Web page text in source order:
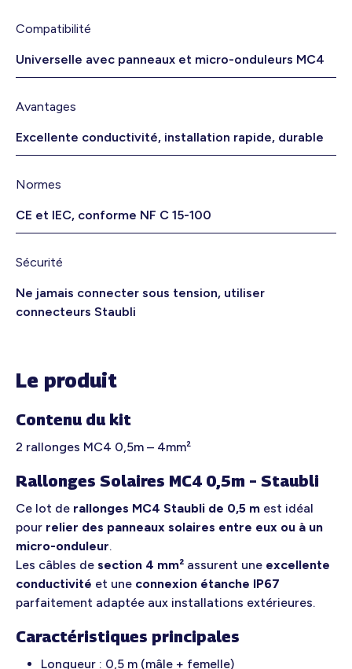
Compatibilité
Universelle avec panneaux et micro-onduleurs MC4
Avantages
Excellente conductivité, installation rapide, durable
Normes
CE et IEC, conforme NF C 15-100
Sécurité
Ne jamais connecter sous tension, utiliser
connecteurs Staubli
Le produit
Contenu du kit
2 rallonges MC4 0,5m – 4mm²
Rallonges Solaires MC4 0,5m – Staubli
Ce lot de rallonges MC4 Staubli de 0,5 m est idéal
pour relier des panneaux solaires entre eux ou à un
micro-onduleur.
Les câbles de section 4 mm² assurent une excellente
conductivité et une connexion étanche IP67
parfaitement adaptée aux installations extérieures.
Caractéristiques principales
Longueur : 0,5 m (mâle + femelle)